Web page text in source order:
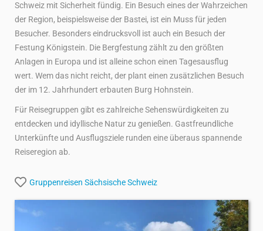
Schweiz mit Sicherheit fündig. Ein Besuch eines der Wahrzeichen
der Region, beispielsweise der Bastei, ist ein Muss für jeden
Besucher. Besonders eindrucksvoll ist auch ein Besuch der
Festung Königstein. Die Bergfestung zählt zu den größten
Anlagen in Europa und ist alleine schon einen Tagesausflug
wert. Wem das nicht reicht, der plant einen zusätzlichen Besuch
der im 12. Jahrhundert erbauten Burg Hohnstein.
Für Reisegruppen gibt es zahlreiche Sehenswürdigkeiten zu
entdecken und idyllische Natur zu genießen. Gastfreundliche
Unterkünfte und Ausflugsziele runden eine überaus spannende
Reiseregion ab.
Gruppenreisen Sächsische Schweiz